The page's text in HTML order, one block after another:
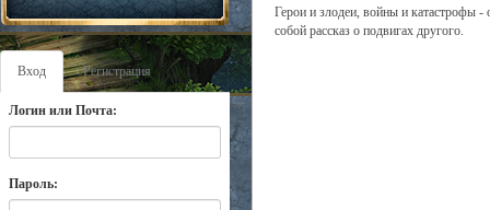
Вход Регистрация
Логин или Почта:
Пароль:
Герои и злодеи, войны и катастрофы -
собой рассказ о подвигах другого.